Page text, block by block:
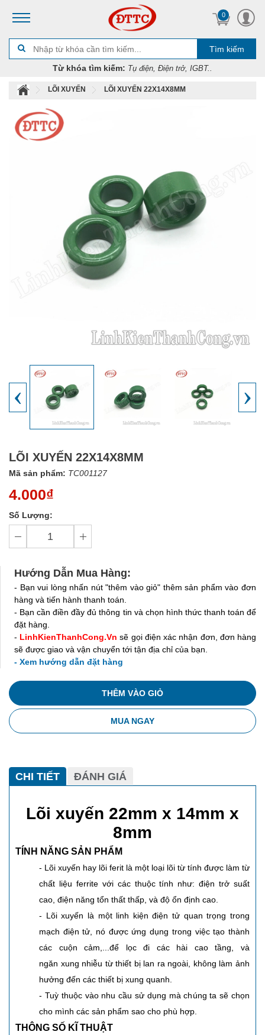
0
Tìm kiếm
Từ khóa tìm kiếm: Tụ điện, Điện trở, IGBT..
LÕI XUYẾN LÕI XUYẾN 22X14X8MM
‹ ›
LÕI XUYẾN 22X14X8MM
Mã sản phẩm: TC001127
4.000₫
Số Lượng:
Hướng Dẫn Mua Hàng:
- Bạn vui lòng nhấn nút "thêm vào giỏ" thêm sản phẩm vào đơn
hàng và tiến hành thanh toán.
- Bạn cần điền đầy đủ thông tin và chọn hình thức thanh toán để
đặt hàng.
- LinhKienThanhCong.Vn sẽ gọi điện xác nhận đơn, đơn hàng
sẽ được giao và vận chuyển tới tận địa chỉ của bạn.
- Xem hướng dẫn đặt hàng
THÊM VÀO GIỎ
MUA NGAY
CHI TIẾT ĐÁNH GIÁ
Lõi xuyến 22mm x 14mm x
8mm
TÍNH NĂNG SẢN PHẨM
- Lõi xuyến hay lõi ferit là một loại lõi từ tính được làm từ
chất liệu ferrite với các thuộc tính như: điện trở suất
cao, điện năng tổn thất thấp, và độ ổn định cao.
- Lõi xuyến là một linh kiện điện tử quan trọng trong
mạch điện tử, nó được ứng dụng trong việc tạo thành
các cuộn cảm,...để lọc đi các hài cao tầng, và
ngăn xung nhiễu từ thiết bị lan ra ngoài, không làm ảnh
hưởng đến các thiết bị xung quanh.
- Tuỳ thuộc vào nhu cầu sử dụng mà chúng ta sẽ chọn
cho mình các sản phẩm sao cho phù hợp.
THÔNG SỐ KĨ THUẬT